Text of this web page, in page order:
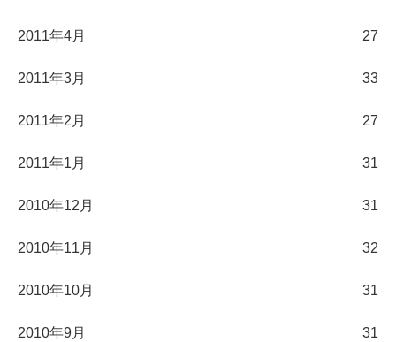
2011年4月 27
2011年3月 33
2011年2月 27
2011年1月 31
2010年12月 31
2010年11月 32
2010年10月 31
2010年9月 31